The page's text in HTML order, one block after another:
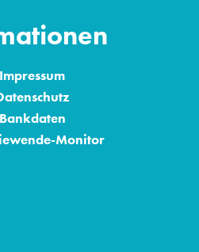
Impressum
Bankdaten
Monitor